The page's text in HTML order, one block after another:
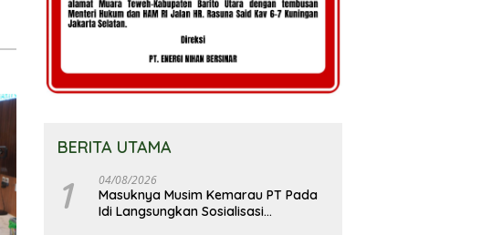
BERITA UTAMA
1 04/08/2026
Masuknya Musim Kemarau PT Pada
Idi Langsungkan Sosialisasi